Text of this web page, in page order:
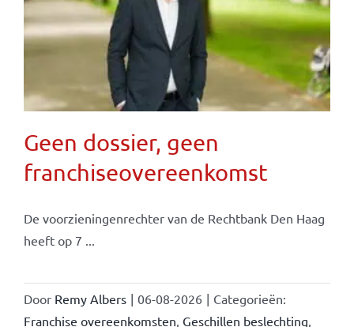
Geen dossier, geen
franchiseovereenkomst
De voorzieningenrechter van de Rechtbank Den Haag
heeft op 7 ...
Door Remy Albers | 06-08-2026 | Categorieën:
Franchise overeenkomsten Geschillen beslechting